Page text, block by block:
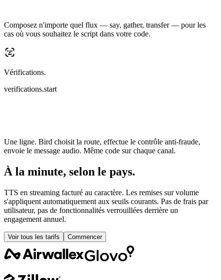
Composez n'importe quel flux — say, gather, transfer — pour les
cas où vous souhaitez le script dans votre code.
Vérifications.
verifications.start
Une ligne. Bird choisit la route, effectue le contrôle anti-fraude,
envoie le message audio. Même code sur chaque canal.
À la minute, selon le pays.
TTS en streaming facturé au caractère. Les remises sur volume
s'appliquent automatiquement aux seuils courants. Pas de frais par
utilisateur, pas de fonctionnalités verrouillées derrière un
engagement annuel.
Voir tous les tarifs Commencer